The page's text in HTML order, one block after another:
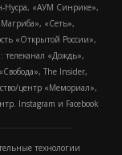
Нусра, «АУМ Синрике»,
Магриба», «Сеть»,
«Открытой России»,
«Дождь»,
The Insider,
центр «Мемориал»,
Instagram и Facebook
технологии